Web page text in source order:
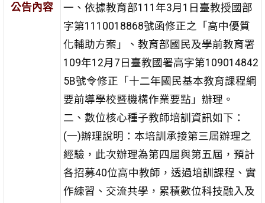
公告內容
一、依據教育部111年3月1日臺教授國部
字第1110018868號函修正之「高中優質
化輔助方案」、教育部國民及學前教育署
109年12月7日臺教國署高字第109014842
5B號令修正「十二年國民基本教育課程綱
要前導學校暨機構作業要點」辦理。
二、數位核心種子教師培訓資訊如下：
(一)辦理說明：本培訓承接第三屆辦理之
經驗，此次辦理為第四屆與第五屆，預計
各招募40位高中教師，透過培訓課程、實
作練習、交流共學，累積數位科技融入及